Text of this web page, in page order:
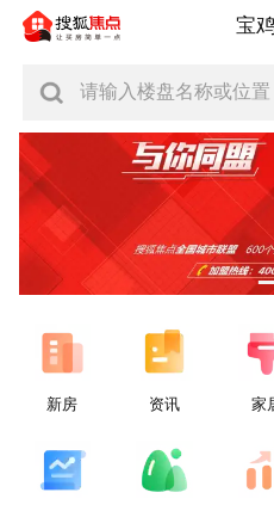
宝
请输入楼盘名称或位置
新房 资讯 家